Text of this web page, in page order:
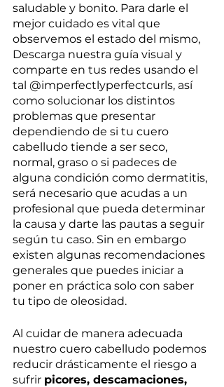
saludable y bonito. Para darle el
mejor cuidado es vital que
observemos el estado del mismo,
Descarga nuestra guía visual y
comparte en tus redes usando el
tal @imperfectlyperfectcurls, así
como solucionar los distintos
problemas que presentar
dependiendo de si tu cuero
cabelludo tiende a ser seco,
normal, graso o si padeces de
alguna condición como dermatitis,
será necesario que acudas a un
profesional que pueda determinar
la causa y darte las pautas a seguir
según tu caso. Sin en embargo
existen algunas recomendaciones
generales que puedes iniciar a
poner en práctica solo con saber
tu tipo de oleosidad.
Al cuidar de manera adecuada
nuestro cuero cabelludo podemos
reducir drásticamente el riesgo a
sufrir picores, descamaciones,